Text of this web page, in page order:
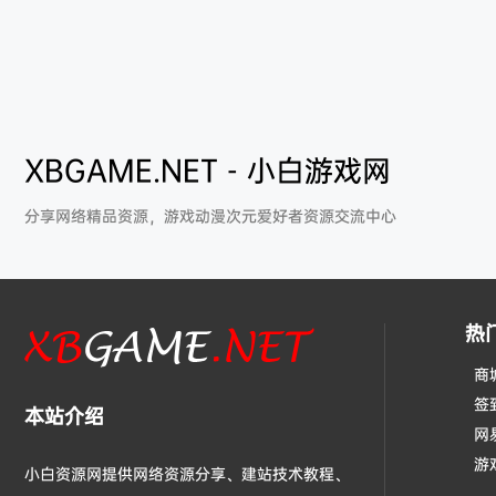
XBGAME.NET - 小白游戏网
分享网络精品资源，游戏动漫次元爱好者资源交流中心
本站介绍
小白资源网提供网络资源分享、建站技术教程、
热
商
签
网
游